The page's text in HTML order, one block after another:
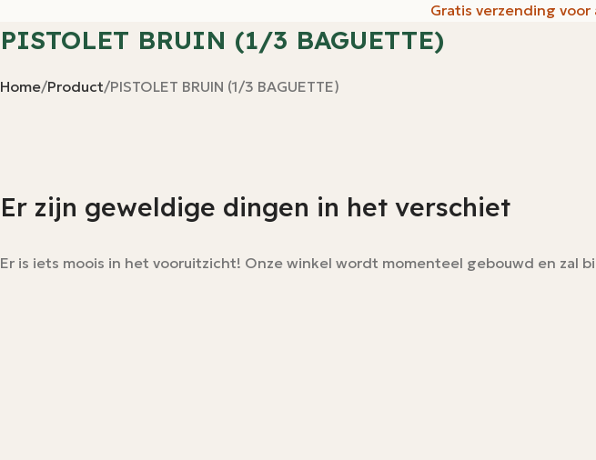
Gratis verzending
PISTOLET BRUIN (1/3 BAGUETTE)
Home Product PISTOLET BRUIN (1/3 BAGUETTE)
Er zijn geweldige dingen in het verschiet
Er is iets moois in het vooruitzicht! Onze winkel wordt momenteel gebouwd en zal